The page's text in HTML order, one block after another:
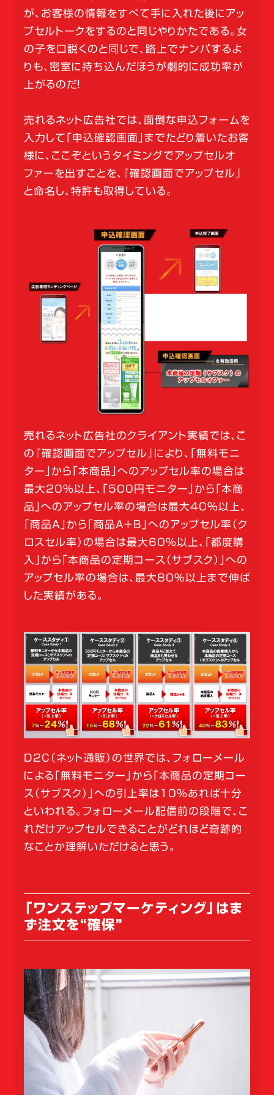
が、お客様の情報をすべて手に入れた後にアッ
プセルトークをするのと同じやりかたである。女
の子を口説くのと同じで、路上でナンパするよ
りも、密室に持ち込んだほうが劇的に成功率が
上がるのだ！
売れるネット広告社では、面倒な申込フォームを
入力して「申込確認画面」までたどり着いたお客
様に、ここぞというタイミングでアップセルオ
ファーを出すことを、『確認画面でアップセル』
と命名し、特許も取得している。
売れるネット広告社のクライアント実績では、こ
の『確認画面でアップセル』により、「無料モニ
ター」から「本商品」へのアップセル率の場合は
最大20％以上、「500円モニター」から「本商
品」へのアップセル率の場合は最大40％以上、
「商品A」から「商品A＋B」へのアップセル率（ク
ロスセル率）の場合は最大60％以上、「都度購
入」から「本商品の定期コース（サブスク）」への
アップセル率の場合は、最大80％以上まで伸ば
した実績がある。
D2C（ネット通販）の世界では、フォローメール
による「無料モニター」から「本商品の定期コー
ス（サブスク）」への引上率は10％あれば十分
といわれる。フォローメール配信前の段階で、こ
れだけアップセルできることがどれほど奇跡的
なことか理解いただけると思う。
「ワンステップマーケティング」はま
ず注文を“確保”